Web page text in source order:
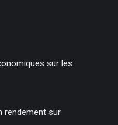
sur les
rendement sur